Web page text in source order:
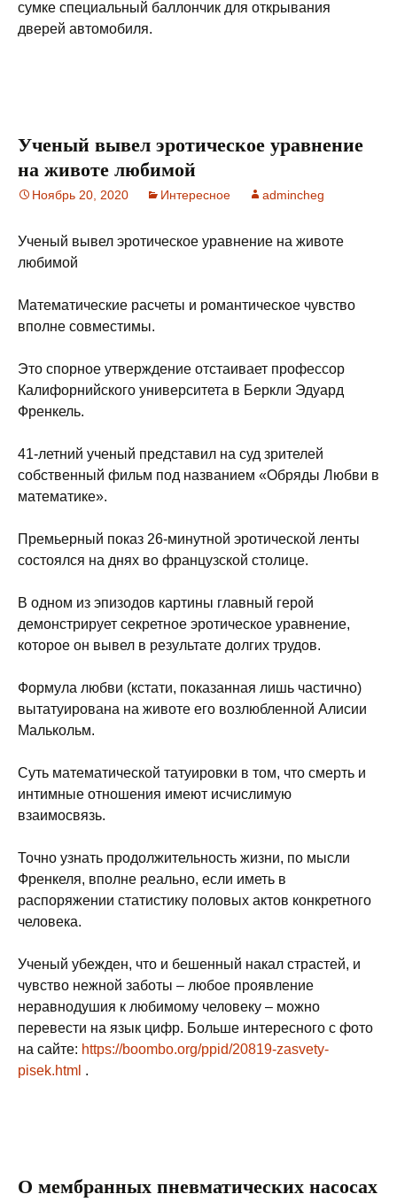
сумке специальный баллончик для открывания
дверей автомобиля.
Ученый вывел эротическое уравнение
на животе любимой
Ноябрь 20, 2020 Интересное admincheg
Ученый вывел эротическое уравнение на животе
любимой
Математические расчеты и романтическое чувство
вполне совместимы.
Это спорное утверждение отстаивает профессор
Калифорнийского университета в Беркли Эдуард
Френкель.
41-летний ученый представил на суд зрителей
собственный фильм под названием «Обряды Любви в
математике».
Премьерный показ 26-минутной эротической ленты
состоялся на днях во французской столице.
В одном из эпизодов картины главный герой
демонстрирует секретное эротическое уравнение,
которое он вывел в результате долгих трудов.
Формула любви (кстати, показанная лишь частично)
вытатуирована на животе его возлюбленной Алисии
Малькольм.
Суть математической татуировки в том, что смерть и
интимные отношения имеют исчислимую
взаимосвязь.
Точно узнать продолжительность жизни, по мысли
Френкеля, вполне реально, если иметь в
распоряжении статистику половых актов конкретного
человека.
Ученый убежден, что и бешенный накал страстей, и
чувство нежной заботы – любое проявление
неравнодушия к любимому человеку – можно
перевести на язык цифр. Больше интересного с фото
на сайте: https://boombo.org/ppid/20819-zasvety-
pisek.html .
О мембранных пневматических насосах